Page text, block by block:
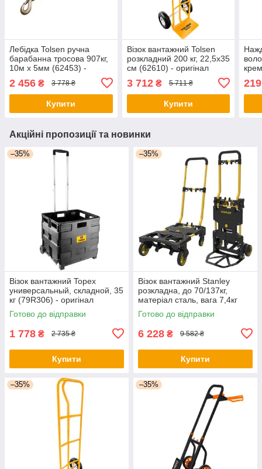
Лебідка Tolsen ручна
барабанна тросова 907кг,
10м х 5мм (62453) -
2 456 ₴ 3 778 ₴
Купити
Візок вантажний Tolsen
розкладний 200 кг, 22,5х35
см (62610) - оригінал
3 712₴ 5 711 ₴
Купити
219
Акційні пропозиції та новинки
–35%
Візок вантажний Topex
универсальный, складной, 35
кг (79R306) - оригінал
Готово до відправки
1 778 ₴ 2 735 ₴
Купити
–35%
Візок вантажний Stanley
розкладна, до 70/137кг,
матеріал сталь, вага 7,4кг
(SXWT-FT585) - оригінал
Готово до відправки
6 228 ₴ 9 582 ₴
Купити
–35% –35%